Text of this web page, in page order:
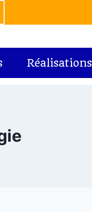
Réalisations